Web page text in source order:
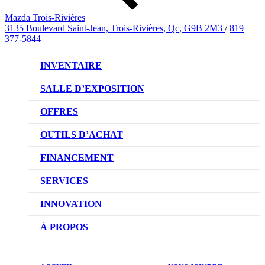
Mazda Trois-Rivières
3135 Boulevard Saint-Jean, Trois-Rivières, Qc, G9B 2M3 / 819
377-5844
INVENTAIRE
VÉHICULES NEUFS
VÉHICULES D’OCCASION
SALLE D’EXPOSITION
OFFRES
OFFRES DU CONCESSIONNAIRE
OUTILS D’ACHAT
CONFIGUREZ VOTRE VÉHICULE
RÉSERVEZ UN ESSAI ROUTIER
DEMANDEZ UN PRIX
FINANCEMENT
NOTRE DIFFÉRENCE
DEMANDE DE CRÉDIT AUTO
SERVICES
NOTRE PROMESSE
PRENDRE UN RENDEZ-VOUS
INNOVATION
TECHNOLOGIE SKYACTIV
À PROPOS